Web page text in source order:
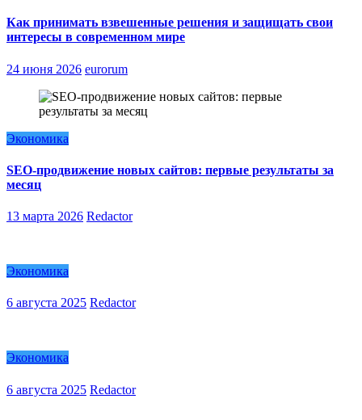
Как принимать взвешенные решения и защищать свои
интересы в современном мире
24 июня 2026 eurorum
Экономика
SEO-продвижение новых сайтов: первые результаты за
месяц
13 марта 2026 Redactor
Экономика
6 августа 2025 Redactor
Экономика
6 августа 2025 Redactor